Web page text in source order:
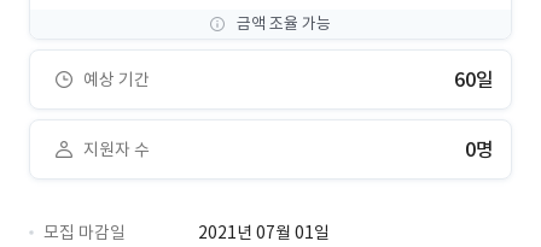
금액 조율 가능
예상 기간 60일
지원자 수 0명
모집 마감일
2021년 07월 01일